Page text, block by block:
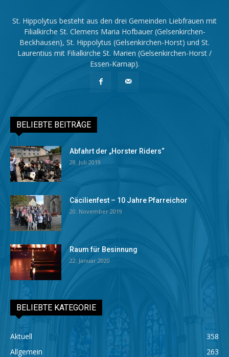
St. Hippolytus besteht aus den drei Gemeinden Liebfrauen mit
Filialkirche St. Clemens Maria Hofbauer (Gelsenkirchen-
Beckhausen), St. Hippolytus (Gelsenkirchen-Horst) und St.
Laurentius mit Filialkirche St. Marien (Gelsenkirchen-Horst /
Essen-Karnap).
BELIEBTE BEITRÄGE
Abfahrt der „Horster Riders“
28. Juli 2019
Cäcilienfest – 10 Jahre Pfarreichor
20. November 2019
Raum für Besinnung
22. Januar 2020
BELIEBTE KATEGORIE
Aktuell
358
Allgemein
263